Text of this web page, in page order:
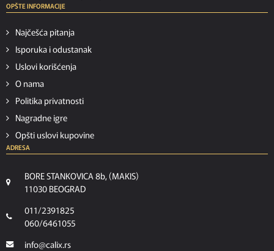
OPŠTE INFORMACIJE
Najčešća pitanja
Isporuka i odustanak
Uslovi korišćenja
O nama
Politika privatnosti
Nagradne igre
Opšti uslovi kupovine
ADRESA
BORE STANKOVICA 8b, (MAKIS)
11030 BEOGRAD
011/2391825
060/6461055
info@calix.rs